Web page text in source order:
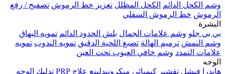
وشم الكحل الدائم
الكحل المظلل تعزيز خط الرموش تصفيح / رفع
الرموش خط الرموش السفلي
البشرة
بي بي جلو وشم علامات الجمال بلش الخدود الدائم تمويه البهاق
وشم النمش ترميم الهالة تصبغ اللحية الدقيق تمويه الندوب تمويه
علامات التمدد وشم خافي العيوب تحت العين
الوجه
هايدرا فيشل تقشير كيميائي ميكرونيدلينغ علاج PRP
تدليك الوجه